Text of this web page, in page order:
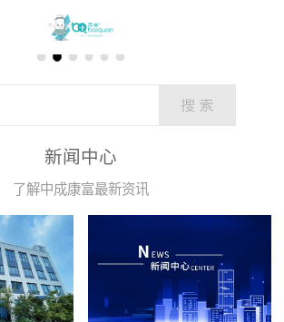
新闻中心
了解中成康富最新资讯